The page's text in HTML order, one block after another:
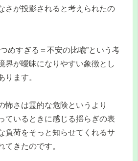
さが投影されると考えられたの
めすぎる＝不安の比喩”という考
界が曖昧になりやすい象徴とし
ります。
怖さは霊的な危険というより
ているときに感じる揺らぎの表
負荷をそっと知らせてくれるサ
てきたのです。